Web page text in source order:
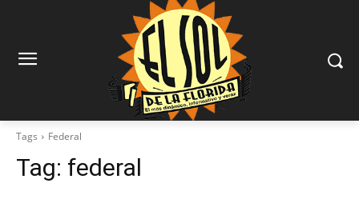
Tags Federal
Tag: federal